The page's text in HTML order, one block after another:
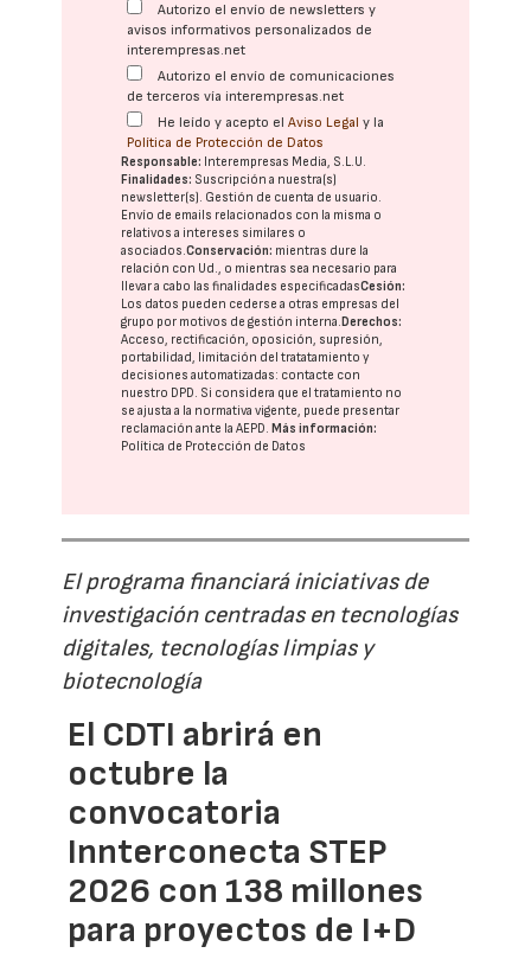
Autorizo el envío de newsletters y
avisos informativos personalizados de
interempresas.net
Autorizo el envío de comunicaciones
de terceros vía interempresas.net
He leído y acepto elAviso Legal y la
Política de Protección de Datos
Responsable: Interempresas Media, S.L.U.
Finalidades: Suscripción a nuestra(s)
newsletter(s). Gestión de cuenta de usuario.
Envío de emails relacionados con la misma o
relativos a intereses similares o
asociados.Conservación: mientras dure la
relación con Ud., o mientras sea necesario para
llevar a cabo las finalidades especificadasCesión:
Los datos pueden cederse a otras empresas del
grupo por motivos de gestión interna.Derechos:
Acceso, rectificación, oposición, supresión,
portabilidad, limitación del tratatamiento y
decisiones automatizadas: contacte con
nuestro DPD. Si considera que el tratamiento no
se ajusta a la normativa vigente, puede presentar
reclamación ante laAEPD.Más información:
Política de Protección de Datos
El programa financiará iniciativas de
investigación centradas en tecnologías
digitales, tecnologías limpias y
biotecnología
El CDTI abrirá en
octubre la
convocatoria
Innterconecta STEP
2026 con 138 millones
para proyectos de I+D